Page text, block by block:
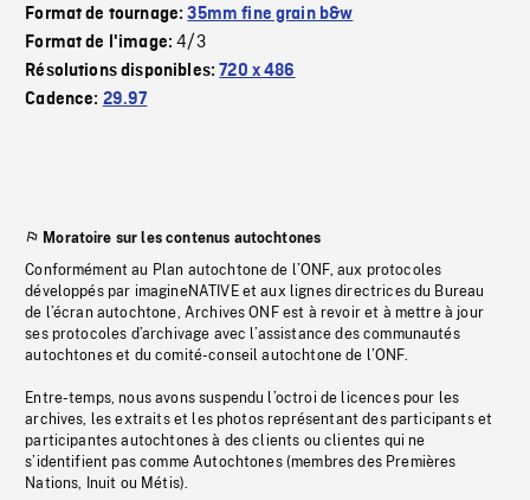
Format de tournage:35mm fine grain b&w
Format de l'image:4/3
Résolutions disponibles:720 x 486
Cadence: 29.97
Moratoire sur les contenus autochtones
Conformément au Plan autochtone de l’ONF, aux protocoles
développés par imagineNATIVE et aux lignes directrices du Bureau
de l’écran autochtone, Archives ONF est à revoir et à mettre à jour
ses protocoles d’archivage avec l’assistance des communautés
autochtones et du comité-conseil autochtone de l’ONF.
Entre-temps, nous avons suspendu l’octroi de licences pour les
archives, les extraits et les photos représentant des participants et
participantes autochtones à des clients ou clientes qui ne
s’identifient pas comme Autochtones (membres des Premières
Nations, Inuit ou Métis).